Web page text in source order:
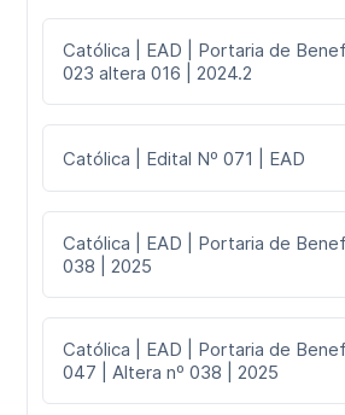
Católica | EAD | Portaria de
023 altera 016 | 2024.2
Católica | Edital Nº 071 | EAD
Católica | EAD | Portaria de
038 | 2025
Católica | EAD | Portaria de
047 | Altera nº 038 | 2025